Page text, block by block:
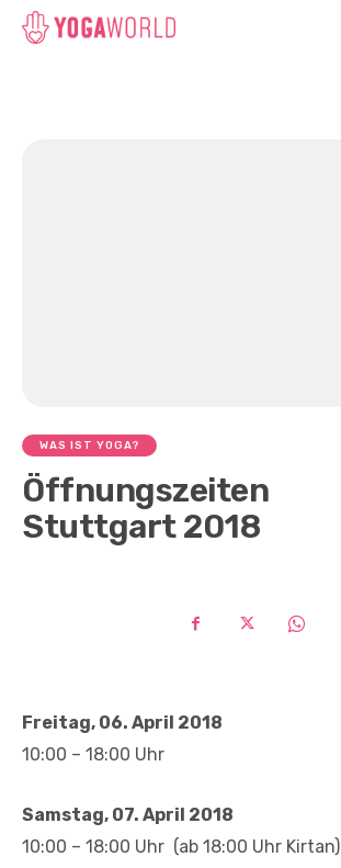
WAS IST YOGA?
Öffnungszeiten
Stuttgart 2018
Freitag, 06. April 2018
10:00 – 18:00 Uhr
Samstag, 07. April 2018
10:00 – 18:00 Uhr (ab 18:00 Uhr Kirtan)